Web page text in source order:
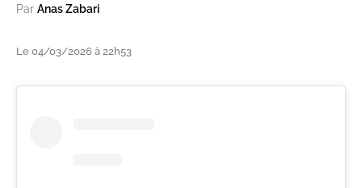
Par Anas Zabari
Le 04/03/2026 à 22h53